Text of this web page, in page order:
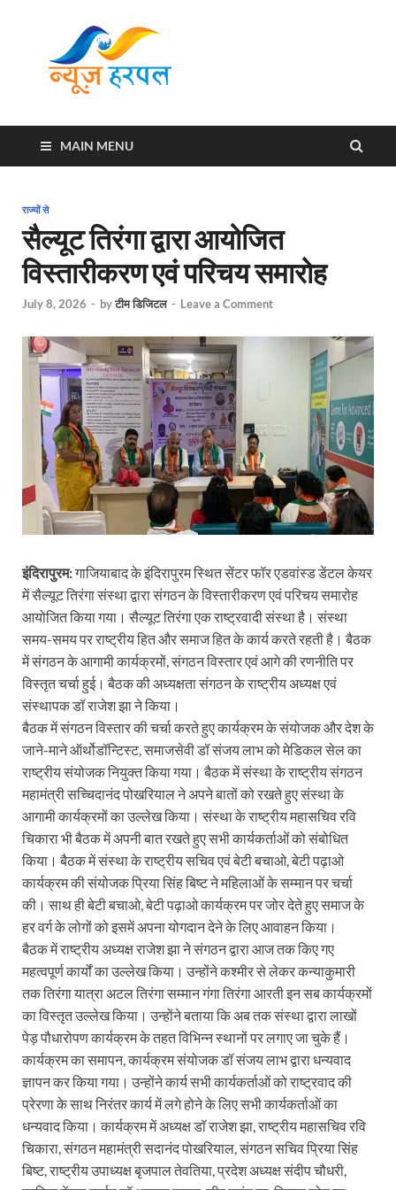
MAIN MENU
राज्यों से
सैल्यूट तिरंगा द्वारा आयोजित
विस्तारीकरण एवं परिचय समारोह
July 8, 2026 - byटीम डिजिटल - Leave a Comment
इंदिरापुरम:गाजियाबाद के इंदिरापुरम स्थित सेंटर फॉर एडवांस्ड डेंटल केयर
में सैल्यूट तिरंगा संस्था द्वारा संगठन के विस्तारीकरण एवं परिचय समारोह
आयोजित किया गया। सैल्यूट तिरंगा एक राष्ट्रवादी संस्था है। संस्था
समय-समय पर राष्ट्रीय हित और समाज हित के कार्य करते रहती है। बैठक
में संगठन के आगामी कार्यक्रमों, संगठन विस्तार एवं आगे की रणनीति पर
विस्तृत चर्चा हुई। बैठक की अध्यक्षता संगठन के राष्ट्रीय अध्यक्ष एवं
संस्थापक डॉ राजेश झा ने किया।
बैठक में संगठन विस्तार की चर्चा करते हुए कार्यक्रम के संयोजक और देश के
जाने-माने ऑर्थोडॉन्टिस्ट, समाजसेवी डॉ संजय लाभ को मेडिकल सेल का
राष्ट्रीय संयोजक नियुक्त किया गया। बैठक में संस्था के राष्ट्रीय संगठन
महामंत्री सच्चिदानंद पोखरियाल ने अपने बातों को रखते हुए संस्था के
आगामी कार्यक्रमों का उल्लेख किया। संस्था के राष्ट्रीय महासचिव रवि
चिकारा भी बैठक में अपनी बात रखते हुए सभी कार्यकर्ताओं को संबोधित
किया। बैठक में संस्था के राष्ट्रीय सचिव एवं बेटी बचाओ, बेटी पढ़ाओ
कार्यक्रम की संयोजक प्रिया सिंह बिष्ट ने महिलाओं के सम्मान पर चर्चा
की। साथ ही बेटी बचाओ, बेटी पढ़ाओ कार्यक्रम पर जोर देते हुए समाज के
हर वर्ग के लोगों को इसमें अपना योगदान देने के लिए आवाहन किया।
बैठक में राष्ट्रीय अध्यक्ष राजेश झा ने संगठन द्वारा आज तक किए गए
महत्वपूर्ण कार्यों का उल्लेख किया। उन्होंने कश्मीर से लेकर कन्याकुमारी
तक तिरंगा यात्रा अटल तिरंगा सम्मान गंगा तिरंगा आरती इन सब कार्यक्रमों
का विस्तृत उल्लेख किया। उन्होंने बताया कि अब तक संस्था द्वारा लाखों
पेड़ पौधारोपण कार्यक्रम के तहत विभिन्न स्थानों पर लगाए जा चुके हैं।
कार्यक्रम का समापन, कार्यक्रम संयोजक डॉ संजय लाभ द्वारा धन्यवाद
ज्ञापन कर किया गया। उन्होंने कार्य सभी कार्यकर्ताओं को राष्ट्रवाद की
प्रेरणा के साथ निरंतर कार्य में लगे होने के लिए सभी कार्यकर्ताओं का
धन्यवाद किया। कार्यक्रम में अध्यक्ष डॉ राजेश झा, राष्ट्रीय महासचिव रवि
चिकारा, संगठन महामंत्री सदानंद पोखरियाल, संगठन सचिव प्रिया सिंह
बिष्ट, राष्ट्रीय उपाध्यक्ष बृजपाल तेवतिया, प्रदेश अध्यक्ष संदीप चौधरी,